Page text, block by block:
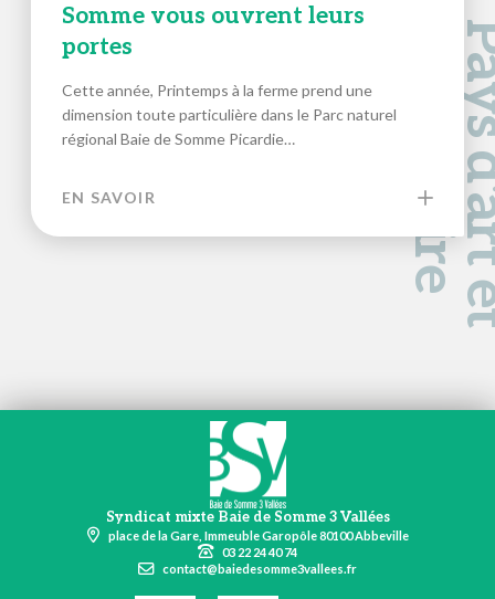
Somme vous ouvrent leurs
portes
Cette année, Printemps à la ferme prend une
dimension toute particulière dans le Parc naturel
régional Baie de Somme Picardie…
EN SAVOIR a
d
e
Syndicat mixte Baie de Somme 3 Vallées
place de la Gare, Immeuble Garopôle 80100 Abbeville
03 22 24 40 74
contact@baiedesomme3vallees.fr